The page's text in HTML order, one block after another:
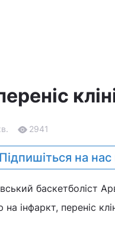
2941
Підпишіться на
баскетболіст
на інфаркт, переніс